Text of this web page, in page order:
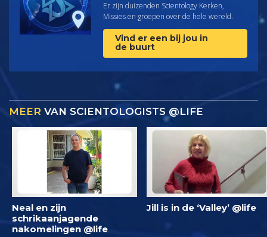
Er zijn duizenden Scientology Kerken,
Missies en groepen over de hele wereld.
Vind er een bij jou in
de buurt
MEER VAN SCIENTOLOGISTS @LIFE
Neal en zijn
schrikaanjagende
nakomelingen @life
Jill is in de ‘Valley’ @life